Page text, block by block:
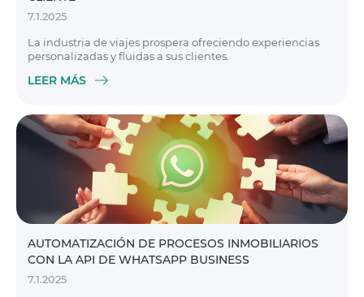
7.1.2025
La industria de viajes prospera ofreciendo experiencias
personalizadas y fluidas a sus clientes.
LEER MÁS
AUTOMATIZACIÓN DE PROCESOS INMOBILIARIOS
CON LA API DE WHATSAPP BUSINESS
7.1.2025